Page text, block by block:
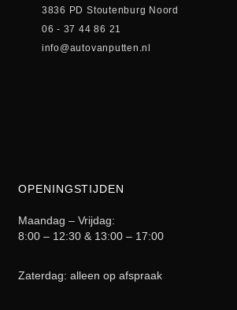
3836 PD Stoutenburg Noord
06 - 37 44 86 21
info@autovanputten.nl
OPENINGSTIJDEN
Maandag – Vrijdag:
8:00 – 12:30 & 13:00 – 17:00
Zaterdag: alleen op afspraak